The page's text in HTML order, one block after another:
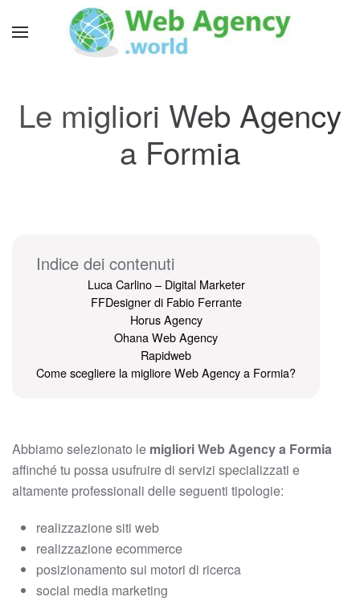
Le migliori Web Agency
a Formia
Indice dei contenuti
Luca Carlino – Digital Marketer
FFDesigner di Fabio Ferrante
Horus Agency
Ohana Web Agency
Rapidweb
Come scegliere la migliore Web Agency a Formia?
Abbiamo selezionato le migliori Web Agency a Formia
affinché tu possa usufruire di servizi specializzati e
altamente professionali delle seguenti tipologie:
realizzazione siti web
realizzazione ecommerce
posizionamento sui motori di ricerca
social media marketing